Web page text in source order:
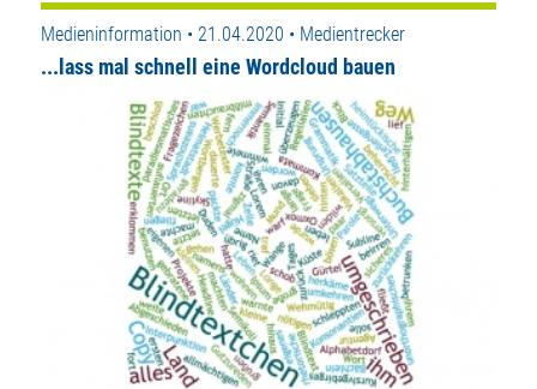
Medieninformation • 21.04.2020 • Medientrecker
...lass mal schnell eine Wordcloud bauen